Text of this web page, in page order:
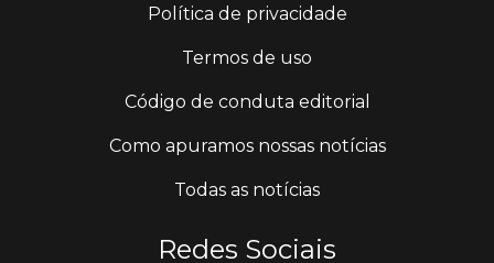
Política de privacidade
Termos de uso
Código de conduta editorial
Como apuramos nossas notícias
Todas as notícias
Redes Sociais